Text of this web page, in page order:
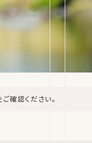
確認ください。